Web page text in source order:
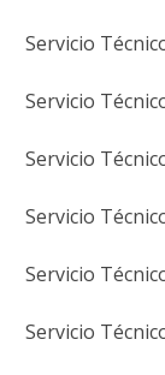
Servicio
Servicio
Servicio
Servicio
Servicio
Servicio